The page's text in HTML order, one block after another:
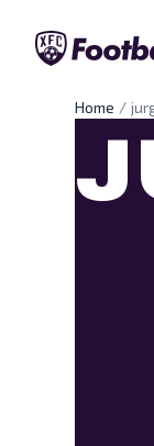
Home